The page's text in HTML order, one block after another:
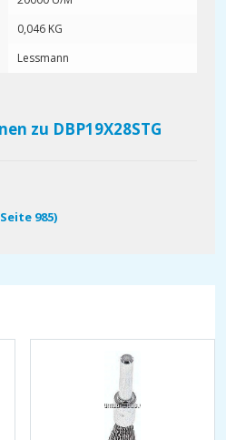
0,046 KG
Lessmann
zu DBP19X28STG
985)